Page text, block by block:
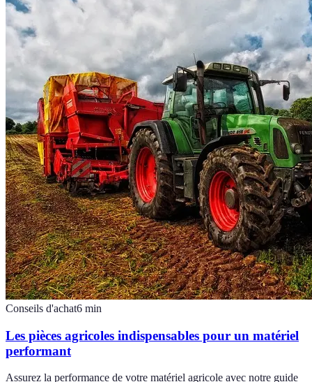
Conseils d'achat6 min
Les pièces agricoles indispensables pour un matériel
performant
Assurez la performance de votre matériel agricole avec notre guide